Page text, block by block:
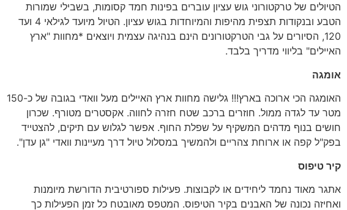
הטיולים של טרקטורוני גוש עציון עוברים בפינות חמד קסומות, בשבילי שמורות
הטבע ובנקודות תצפית מהיפות והמיוחדות בגוש עציון. הטיול מיועד לגילאי 4 ועד
120, הסיורים על גבי הטרקטורונים הינם בנהיגה עצמית ויוצאים *מחוות "ארץ
האיילים" בליווי מדריך בלבד.
אומגה
האומגה הכי ארוכה בארץ!!! גלישה מחוות ארץ האיילים מעל וואדי בגובה של כ-150
מטר עד לגדה ממול. חוזרים ברכב שטח חזרה לחווה. אקסטרים מטורף. שכרון
חושים בנוף מדהים המשקיף על שפלת החוף. אפשר לגלוש עם תיקים, להצטייד
בפק"ל קפה או ארוחת צהריים ולהמשיך במסלול טיול דרך מעיינות וואדי "גן עדן".
קיר טיפוס
אתגר מאוד נחמד ליחידים או לקבוצות. פעילות ספורטיבית הדורשת מיומנות
ואחיזה נכונה של האבנים בקיר הטיפוס. המטפס מאובטח כל זמן הפעילות כך